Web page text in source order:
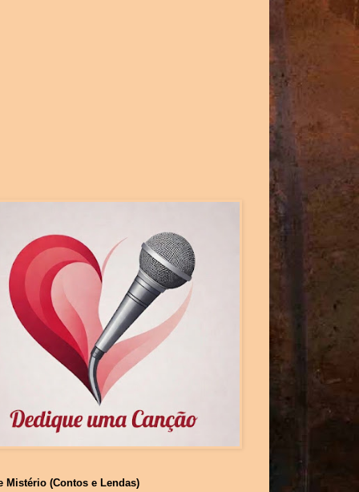
Mistério (Contos e Lendas)